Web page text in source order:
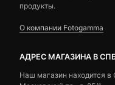
продукты.
О компании Fotogamma
АДРЕС МАГАЗИНА В
Наш магазин находится в